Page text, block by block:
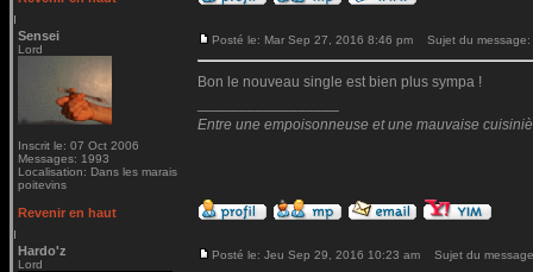
Sensei
Lord
Inscrit le: 07 Oct 2006
Messages: 1993
Localisation: Dans les marais
poitevins
Posté le: Mar Sep 27, 2016 8:46 pm Sujet du message:
Bon le nouveau single est bien plus sympa !
Entre une empoisonneuse et une mauvaise
Revenir en haut
Hardo'z
Lord
Posté le: Jeu Sep 29, 2016 10:23 am Sujet du